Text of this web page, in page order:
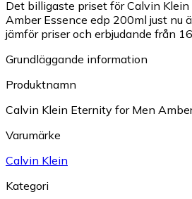
Det billigaste priset för Calvin
Amber Essence edp 200ml just nu
jämför priser och erbjudande från
Grundläggande information
Produktnamn
Calvin Klein Eternity for Men
Varumärke
Calvin Klein
Kategori